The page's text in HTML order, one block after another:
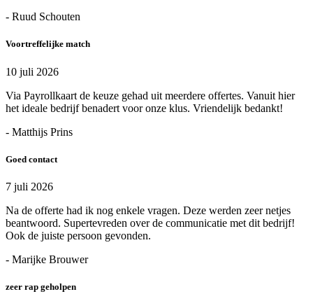
- Ruud Schouten
Voortreffelijke match
10 juli 2026
Via Payrollkaart de keuze gehad uit meerdere offertes. Vanuit hier
het ideale bedrijf benadert voor onze klus. Vriendelijk bedankt!
- Matthijs Prins
Goed contact
7 juli 2026
Na de offerte had ik nog enkele vragen. Deze werden zeer netjes
beantwoord. Supertevreden over de communicatie met dit bedrijf!
Ook de juiste persoon gevonden.
- Marijke Brouwer
zeer rap geholpen